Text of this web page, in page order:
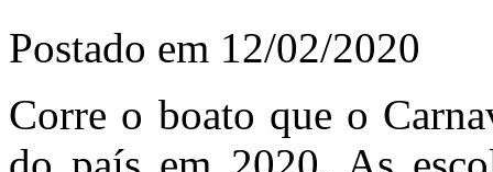
Postado em 12/02/2020
Corre o boato que o